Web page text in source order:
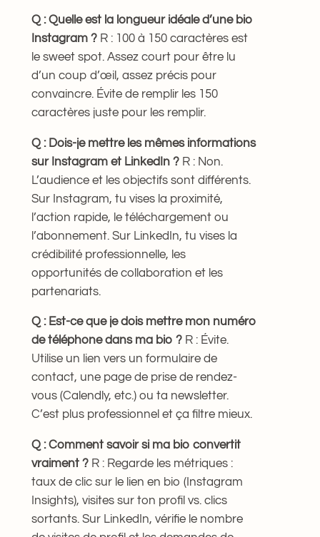
Q : Quelle est la longueur idéale d’une bio
Instagram ?R : 100 à 150 caractères est
le sweet spot. Assez court pour être lu
d’un coup d’œil, assez précis pour
convaincre. Évite de remplir les 150
caractères juste pour les remplir.
Q : Dois-je mettre les mêmes informations
sur Instagram et LinkedIn ?R : Non.
L’audience et les objectifs sont différents.
Sur Instagram, tu vises la proximité,
l’action rapide, le téléchargement ou
l’abonnement. Sur LinkedIn, tu vises la
crédibilité professionnelle, les
opportunités de collaboration et les
partenariats.
Q : Est-ce que je dois mettre mon numéro
de téléphone dans ma bio ?R : Évite.
Utilise un lien vers un formulaire de
contact, une page de prise de rendez-
vous (Calendly, etc.) ou ta newsletter.
C’est plus professionnel et ça filtre mieux.
Q : Comment savoir si ma bio convertit
vraiment ?R : Regarde les métriques :
taux de clic sur le lien en bio (Instagram
Insights), visites sur ton profil vs. clics
sortants. Sur LinkedIn, vérifie le nombre